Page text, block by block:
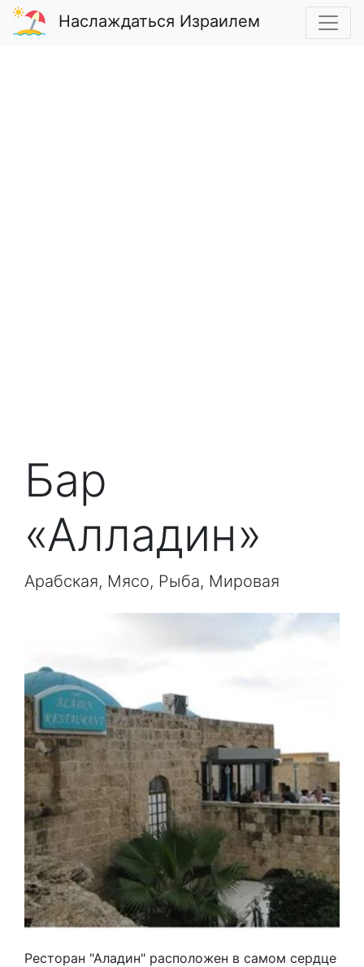
Наслаждаться Израилем
Бар
«Алладин»
Арабская, Мясо, Рыба, Мировая
Ресторан "Аладин" расположен в самом сердце